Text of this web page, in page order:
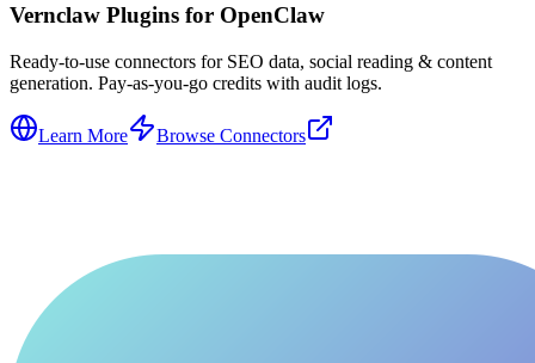
Vernclaw Plugins for OpenClaw
Ready-to-use connectors for SEO data, social reading & content
generation. Pay-as-you-go credits with audit logs.
Learn More Browse Connectors